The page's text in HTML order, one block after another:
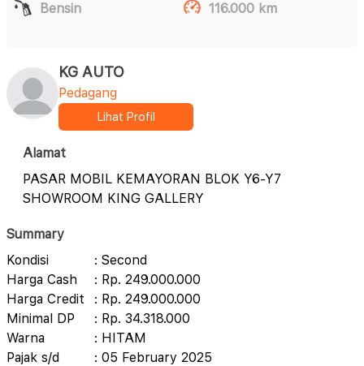
Bensin
116.000 km
KG AUTO
Pedagang
Lihat Profil
Alamat
PASAR MOBIL KEMAYORAN BLOK Y6-Y7
SHOWROOM KING GALLERY
Summary
Kondisi
: Second
Harga Cash
: Rp. 249.000.000
Harga Credit
: Rp. 249.000.000
Minimal DP
: Rp. 34.318.000
Warna
: HITAM
Pajak s/d
: 05 February 2025